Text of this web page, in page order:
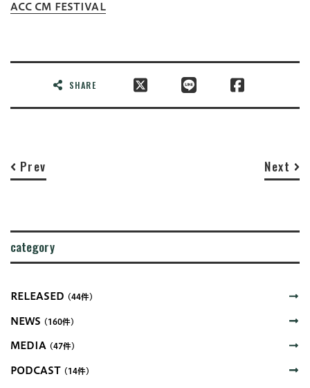
ACC CM FESTIVAL
SHARE
Prev Next
category
RELEASED (44件)
NEWS (160件)
MEDIA (47件)
PODCAST (14件)